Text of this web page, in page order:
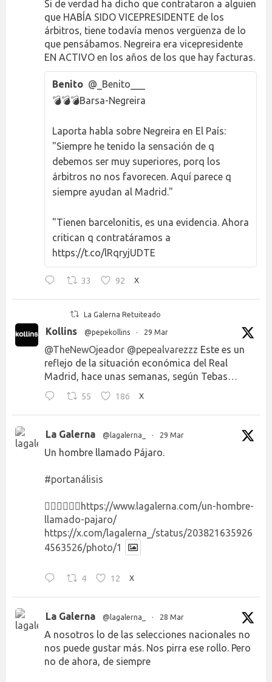
Si de verdad ha dicho que contrataron a alguien
que HABÍA SIDO VICEPRESIDENTE de los
árbitros, tiene todavía menos vergüenza de lo
que pensábamos. Negreira era vicepresidente
EN ACTIVO en los años de los que hay facturas.
Benito @_Benito___
💣💣💣Barsa-Negreira
Laporta habla sobre Negreira en El País:
"Siempre he tenido la sensación de q
debemos ser muy superiores, porq los
árbitros no nos favorecen. Aquí parece q
siempre ayudan al Madrid."
"Tienen barcelonitis, es una evidencia. Ahora
critican q contratáramos a
https://t.co/lRqryjUDTE
33 92 X
La Galerna Retuiteado
Kollins @pepekollins · 29 Mar
@TheNewOjeador @pepealvarezzz Este es un
reflejo de la situación económica del Real
Madrid, hace unas semanas, según Tebas…
55 186 X
La Galerna @lagalerna_ · 29 Mar
Un hombre llamado Pájaro.
#portanálisis
👉🏻👉🏻👉🏻 https://www.lagalerna.com/un-hombre-
llamado-pajaro/
https://x.com/lagalerna_/status/203821635926
4563526/photo/1
4 12 X
La Galerna @lagalerna_ · 28 Mar
A nosotros lo de las selecciones nacionales no
nos puede gustar más. Nos pirra ese rollo. Pero
no de ahora, de siempre